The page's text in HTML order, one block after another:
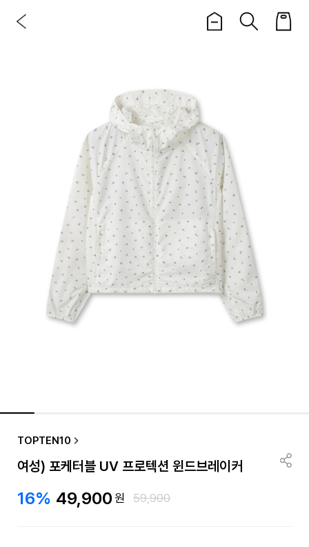
TOPTEN10
여성) 포케터블 UV 프로텍션 윈드브레이커
16% 49,900원 59,900